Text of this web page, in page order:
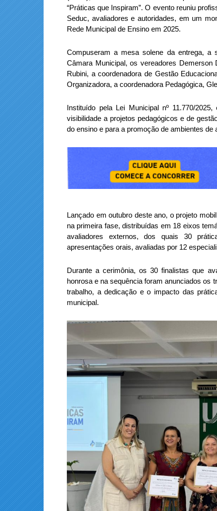
“Práticas que Inspiram”. O evento reuniu
Seduc, avaliadores e autoridades, em um
Rede Municipal de Ensino em 2025.
Compuseram a mesa solene da entrega, a
Câmara Municipal, os vereadores
Rubini, a coordenadora de Gestão
Organizadora, a coordenadora Pedagógica,
Instituído pela Lei Municipal nº 11.770/
visibilidade a projetos pedagógicos e de
do ensino e para a promoção de ambientes
Lançado em outubro deste ano, o projeto
na primeira fase, distribuídas em 18 eixos
avaliadores externos, dos quais 30
apresentações orais, avaliadas por 12
Durante a cerimônia, os 30 finalistas que
honrosa e na sequência foram anunciados os
trabalho, a dedicação e o impacto das
municipal.